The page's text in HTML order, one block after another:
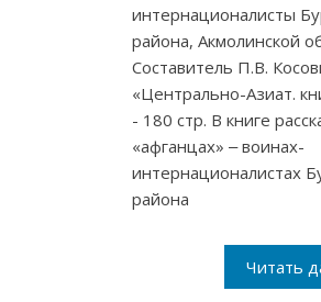
интернационалисты
района, Акмолинской
Составитель П.В.
«Центрально-Азиат.
- 180 стр. В книге
«афганцах» ‒ воинах-
интернационалистах
района
Читать